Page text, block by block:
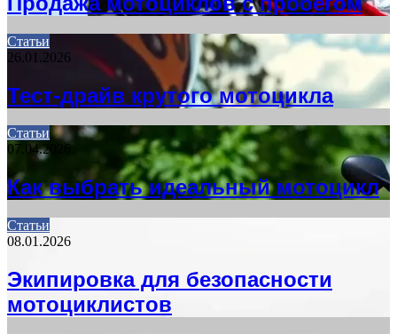
Статьи
26.01.2026
Тест-драйв крутого мотоцикла
Статьи
07.04.2026
Как выбрать идеальный мотоцикл
Статьи
08.01.2026
Экипировка для безопасности
мотоциклистов